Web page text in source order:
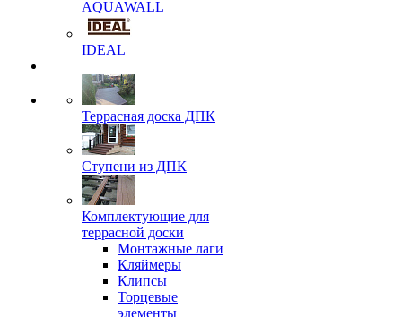
AQUAWALL
IDEAL
Террасная доска ДПК
Ступени из ДПК
Комплектующие для
террасной доски
Монтажные лаги
Кляймеры
Клипсы
Торцевые
элементы